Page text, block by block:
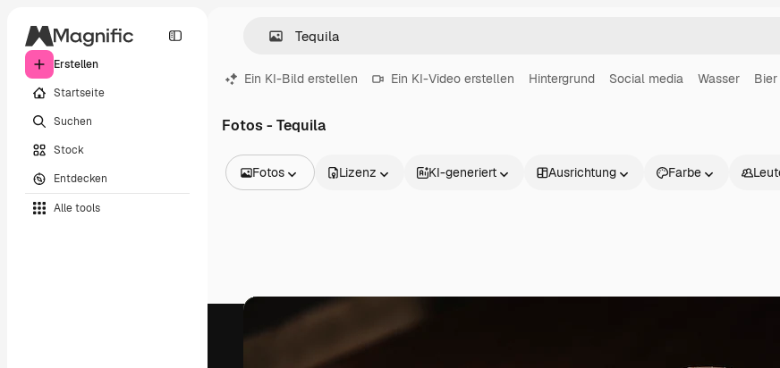
Erstellen
Startseite
Suchen
Stock
Entdecken
Alle tools
Ein KI-Bild erstellen Ein KI-Video erstellen Hintergrund Social media Wasser Bier
Fotos - Tequila
Fotos
Videos
Filmmaterial
Motion Graphics
Lizenz KI-generiert Ausrichtung Farbe